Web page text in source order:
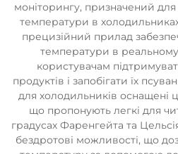
моніторингу, призначений
температури в
прецизійний прилад
температури в
користувачам
продуктів і запобігати їх
для холодильників
що пропонують легкі для
градусах Фаренгейта та
бездротові можливості, що